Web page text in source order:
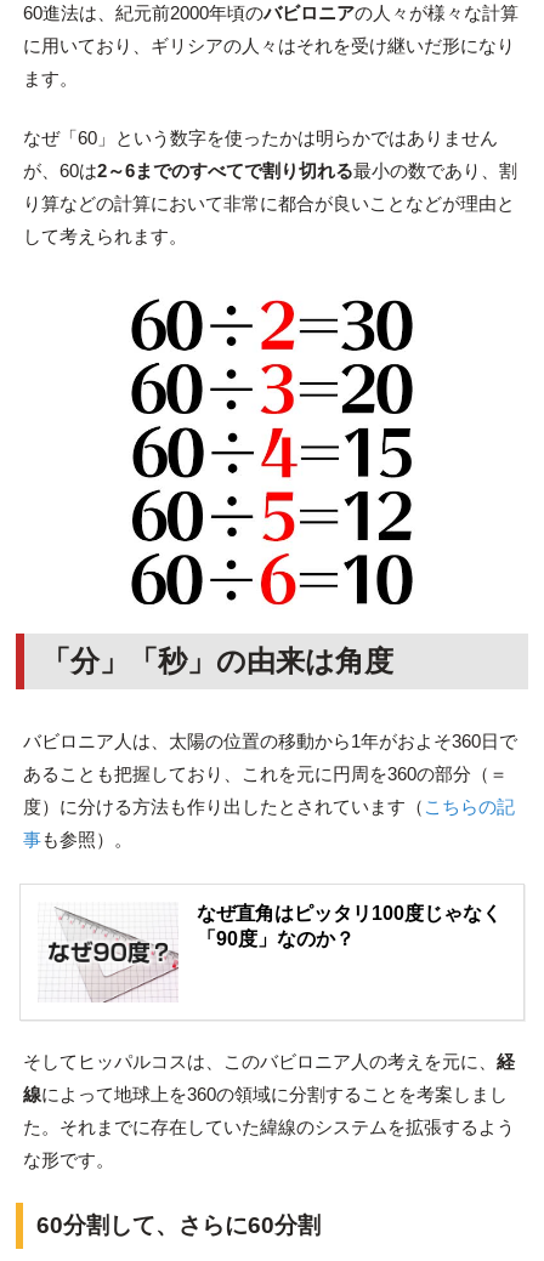
60進法は、紀元前2000年頃のバビロニアの人々が様々な計算
に用いており、ギリシアの人々はそれを受け継いだ形になり
ます。
なぜ「60」という数字を使ったかは明らかではありません
が、60は2～6までのすべてで割り切れる最小の数であり、割
り算などの計算において非常に都合が良いことなどが理由と
して考えられます。
「分」「秒」の由来は角度
バビロニア人は、太陽の位置の移動から1年がおよそ360日で
あることも把握しており、これを元に円周を360の部分（＝
度）に分ける方法も作り出したとされています（ こちらの記
事も参照）。
なぜ直角はピッタリ100度じゃなく
「90度」なのか？
そしてヒッパルコスは、このバビロニア人の考えを元に、 経
線によって地球上を360の領域に分割することを考案しまし
た。それまでに存在していた緯線のシステムを拡張するよう
な形です。
60分割して、さらに60分割